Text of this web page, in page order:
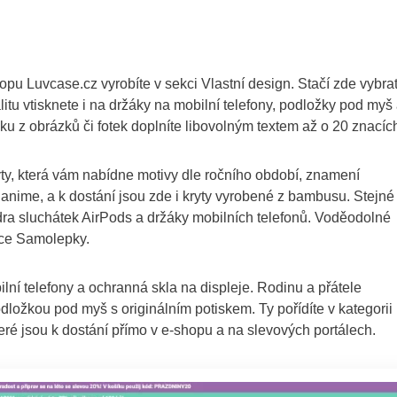
Luvcase.cz vyrobíte v sekci Vlastní design. Stačí zde vybrat
vtisknete i na držáky na mobilní telefony, podložky pod myš
z obrázků či fotek doplníte libovolným textem až o 20
která vám nabídne motivy dle ročního období, znamení
a k dostání jsou zde i kryty vyrobené z bambusu. Stejné
sluchátek AirPods a držáky mobilních telefonů. Voděodolné
Samolepky.
telefony a ochranná skla na displeje. Rodinu a přátele
pod myš s originálním potiskem. Ty pořídíte v kategorii
jsou k dostání přímo v e-shopu a na slevových portálech.